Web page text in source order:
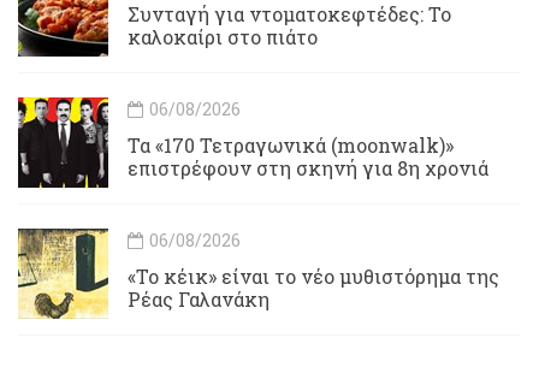
Συνταγή για ντοματοκεφτέδες: Το
καλοκαίρι στο πιάτο
06/08/2026
Τα «170 Τετραγωνικά (moonwalk)»
επιστρέφουν στη σκηνή για 8η χρονιά
06/08/2026
«Το κέικ» είναι το νέο μυθιστόρημα της
Ρέας Γαλανάκη